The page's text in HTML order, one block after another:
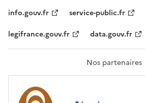
F
A
T
R
info.gouv.fr
service-public.fr
legifrance.gouv.fr
data.gouv.fr
Nos partenaires